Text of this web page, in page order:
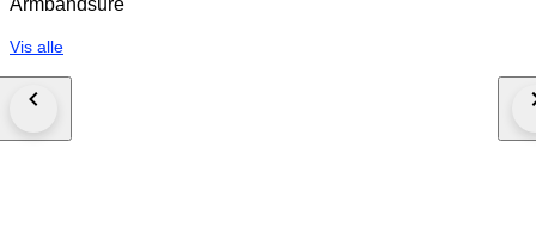
Armbåndsure
Vis alle